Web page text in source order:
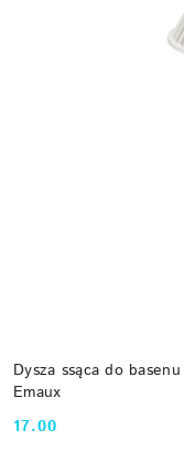
Dysza ssąca do
Emaux
Cena:
17.00